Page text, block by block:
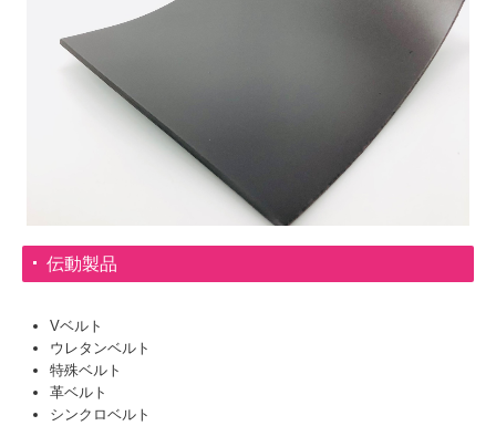
伝動製品
Vベルト
ウレタンベルト
特殊ベルト
革ベルト
シンクロベルト